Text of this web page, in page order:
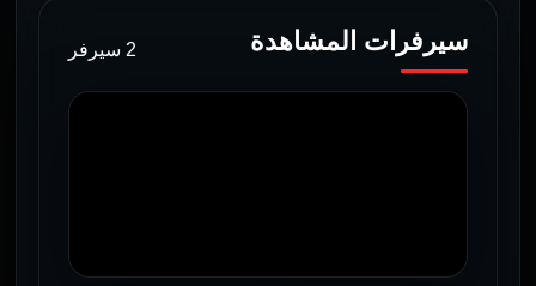
سيرفرات المشاهدة 2 سيرفر